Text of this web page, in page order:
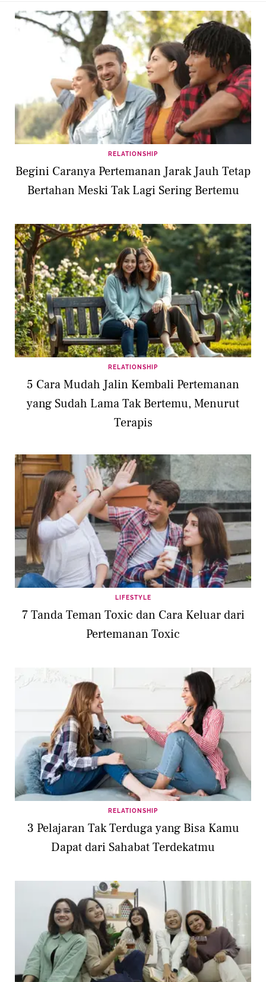
RELATIONSHIP
Begini Caranya Pertemanan Jarak Jauh Tetap
Bertahan Meski Tak Lagi Sering Bertemu
RELATIONSHIP
5 Cara Mudah Jalin Kembali Pertemanan
yang Sudah Lama Tak Bertemu, Menurut
Terapis
LIFESTYLE
7 Tanda Teman Toxic dan Cara Keluar dari
Pertemanan Toxic
RELATIONSHIP
3 Pelajaran Tak Terduga yang Bisa Kamu
Dapat dari Sahabat Terdekatmu